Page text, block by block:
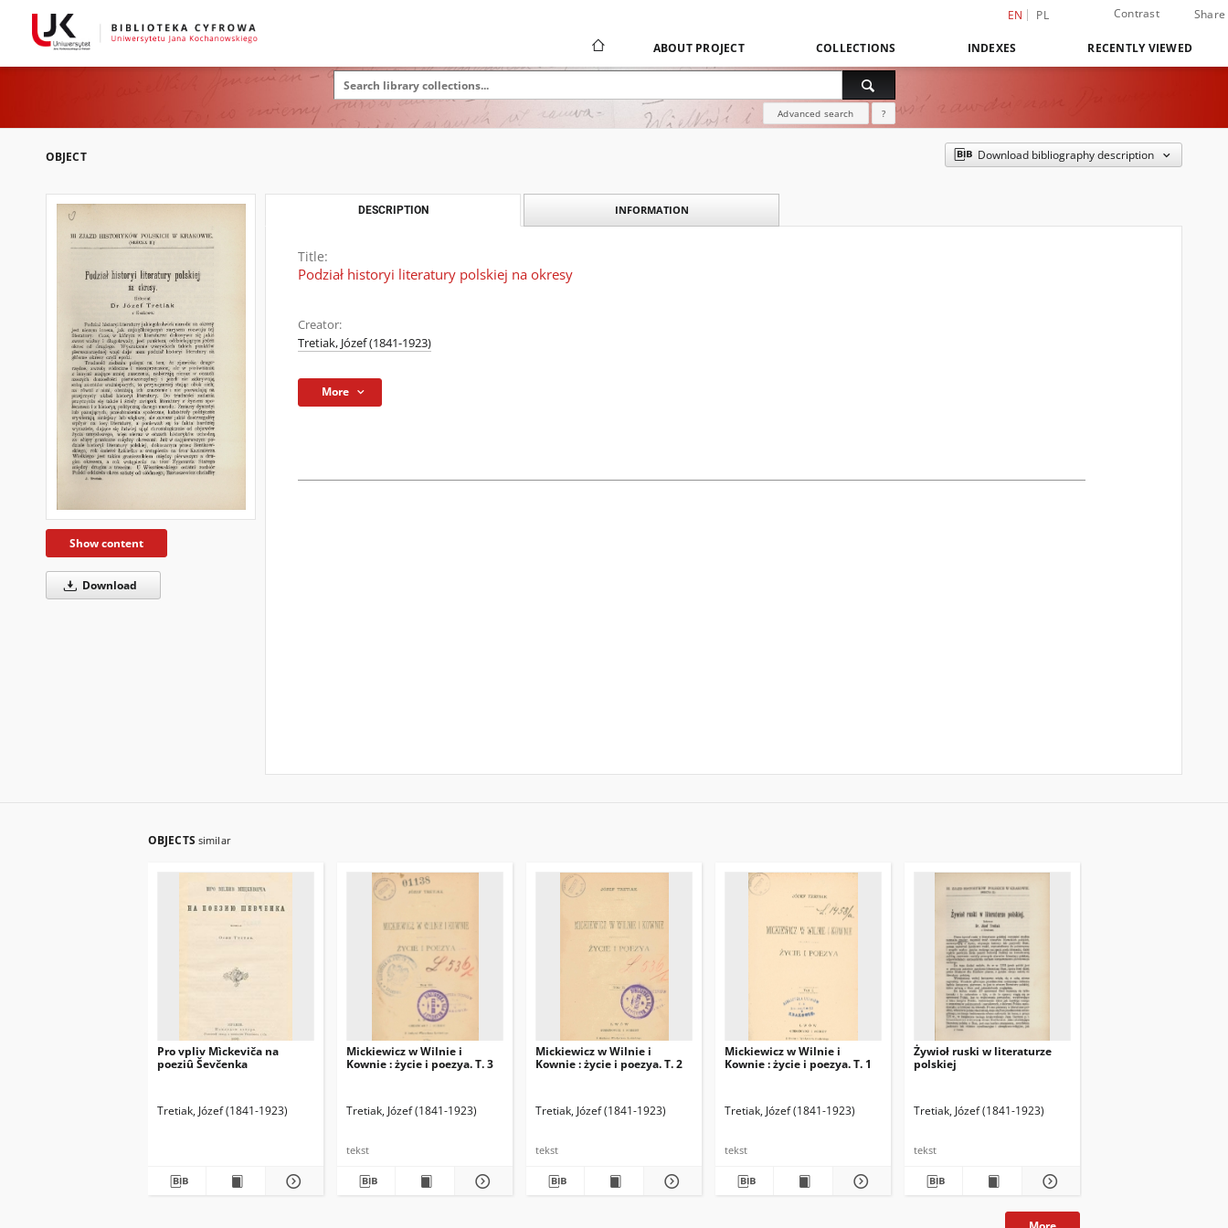
EN PL Contrast Share
ABOUT PROJECT COLLECTIONS INDEXES RECENTLY VIEWED
Advanced search ?
OBJECT Download bibliography description
Show content
Download
DESCRIPTION INFORMATION
Title:
Podział historyi literatury polskiej na okresy
Creator:
Tretiak, Józef (1841-1923)
More
OBJECTS similar
Pro vpliv Mìckeviča na
poeziû Ševčenka
Tretiak, Józef (1841-1923)
Mickiewicz w Wilnie i
Kownie : życie i poezya. T. 3
Tretiak, Józef (1841-1923)
tekst
Mickiewicz w Wilnie i
Kownie : życie i poezya. T. 2
Tretiak, Józef (1841-1923)
tekst
Mickiewicz w Wilnie i
Kownie : życie i poezya. T. 1
Tretiak, Józef (1841-1923)
tekst
Żywioł ruski w literaturze
polskiej
Tretiak, Józef (1841-1923)
tekst